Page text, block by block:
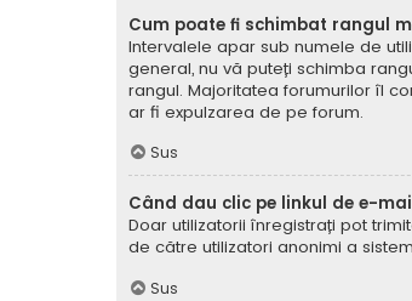
Cum poate fi schimbat rangul
Intervalele apar sub numele de
general, nu vă puteți schimba
rangul. Majoritatea forumurilor îl
ar fi expulzarea de pe forum.
Sus
Când dau clic pe linkul de e-
Doar utilizatorii înregistrați pot
de către utilizatori anonimi a
Sus